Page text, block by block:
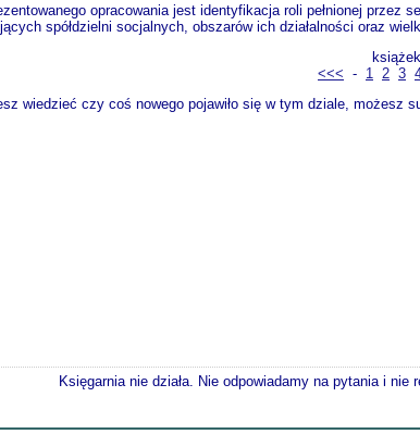
opracowania jest identyfikacja roli pełnionej
spółdzielni socjalnych, obszarów ich działalności oraz
<<< - 1 2 3
wiedzieć czy coś nowego pojawiło się w tym dziale, możesz
Księgarnia nie działa. Nie odpowiadamy na pytania i nie